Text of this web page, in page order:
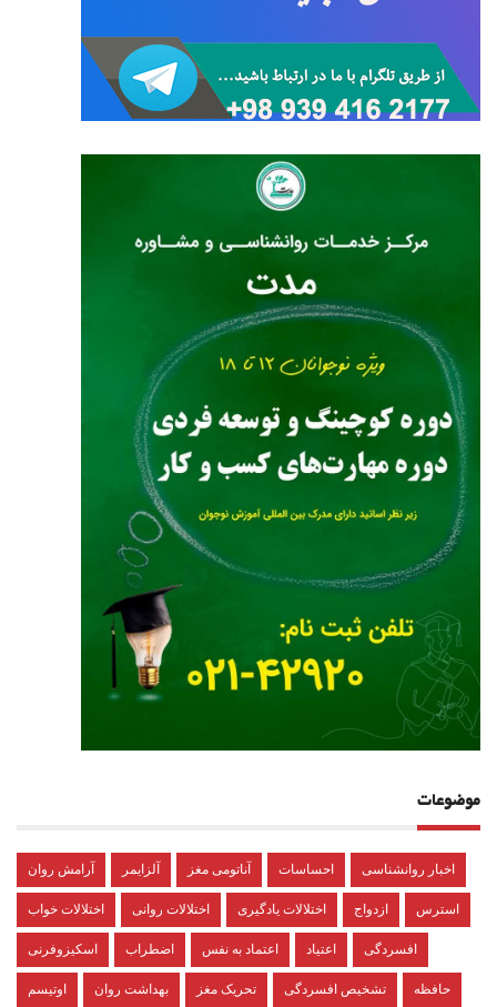
موضوعات
آرامش روان آلزایمر آناتومی مغز احساسات اخبار روانشناسی
اختلالات خواب اختلالات روانی اختلالات یادگیری ازدواج استرس
اسکیزوفرنی اضطراب اعتماد به نفس اعتیاد افسردگی
اوتیسم بهداشت روان تحریک مغز تشخیص افسردگی حافظه